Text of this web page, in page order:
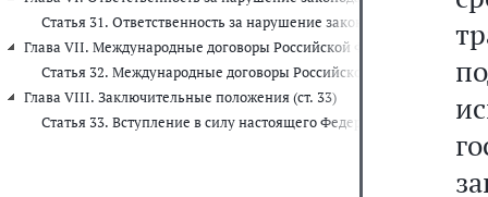
Статья 31. Ответственность за нарушение законодательства
Глава VII. Международные договоры Российской Федерации (ст. 32)
Статья 32. Международные договоры Российской Федерации
Глава VIII. Заключительные положения (ст. 33)
Статья 33. Вступление в силу настоящего Федерального закона